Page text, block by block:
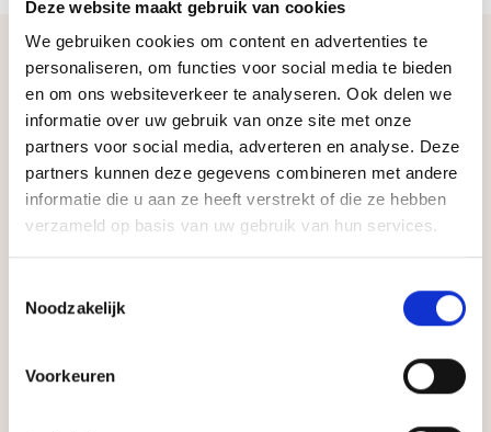
Deze website maakt gebruik van cookies
We gebruiken cookies om content en advertenties te
personaliseren, om functies voor social media te bieden
en om ons websiteverkeer te analyseren. Ook delen we
informatie over uw gebruik van onze site met onze
partners voor social media, adverteren en analyse. Deze
partners kunnen deze gegevens combineren met andere
informatie die u aan ze heeft verstrekt of die ze hebben
verzameld op basis van uw gebruik van hun services.
Noodzakelijk
Voorkeuren
Je zou ook kunnen houden van …
Saunageuren
Saunageuren van
48,95
Saunageuren van